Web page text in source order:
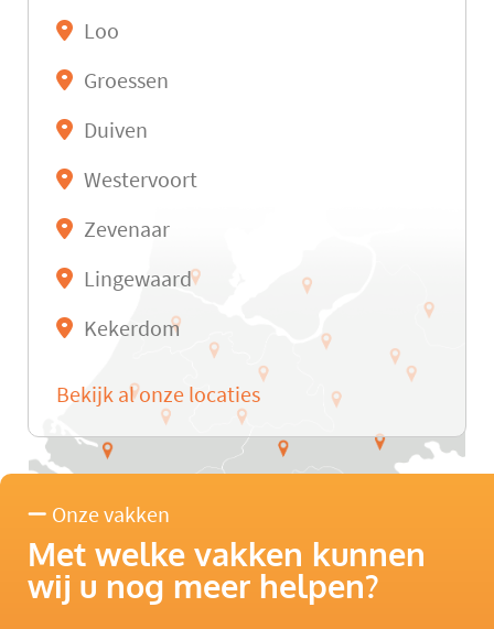
Loo
Groessen
Duiven
Westervoort
Zevenaar
Lingewaard
Kekerdom
Bekijk al onze locaties
Onze vakken
Met welke vakken kunnen
wij u nog meer helpen?